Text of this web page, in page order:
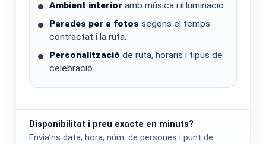
Ambient interior amb música i il·luminació.
Parades per a fotos segons el temps
contractat i la ruta.
Personalització de ruta, horaris i tipus de
celebració.
Disponibilitat i preu exacte en minuts?
Envia’ns data, hora, núm. de persones i punt de